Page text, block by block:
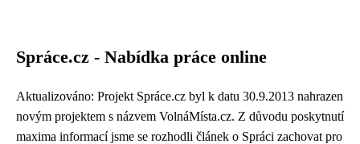
Spráce.cz - Nabídka práce online
Aktualizováno: Projekt Spráce.cz byl k datu 30.9.2013 nahrazen
novým projektem s názvem VolnáMísta.cz. Z důvodu poskytnutí
maxima informací jsme se rozhodli článek o Spráci zachovat pro